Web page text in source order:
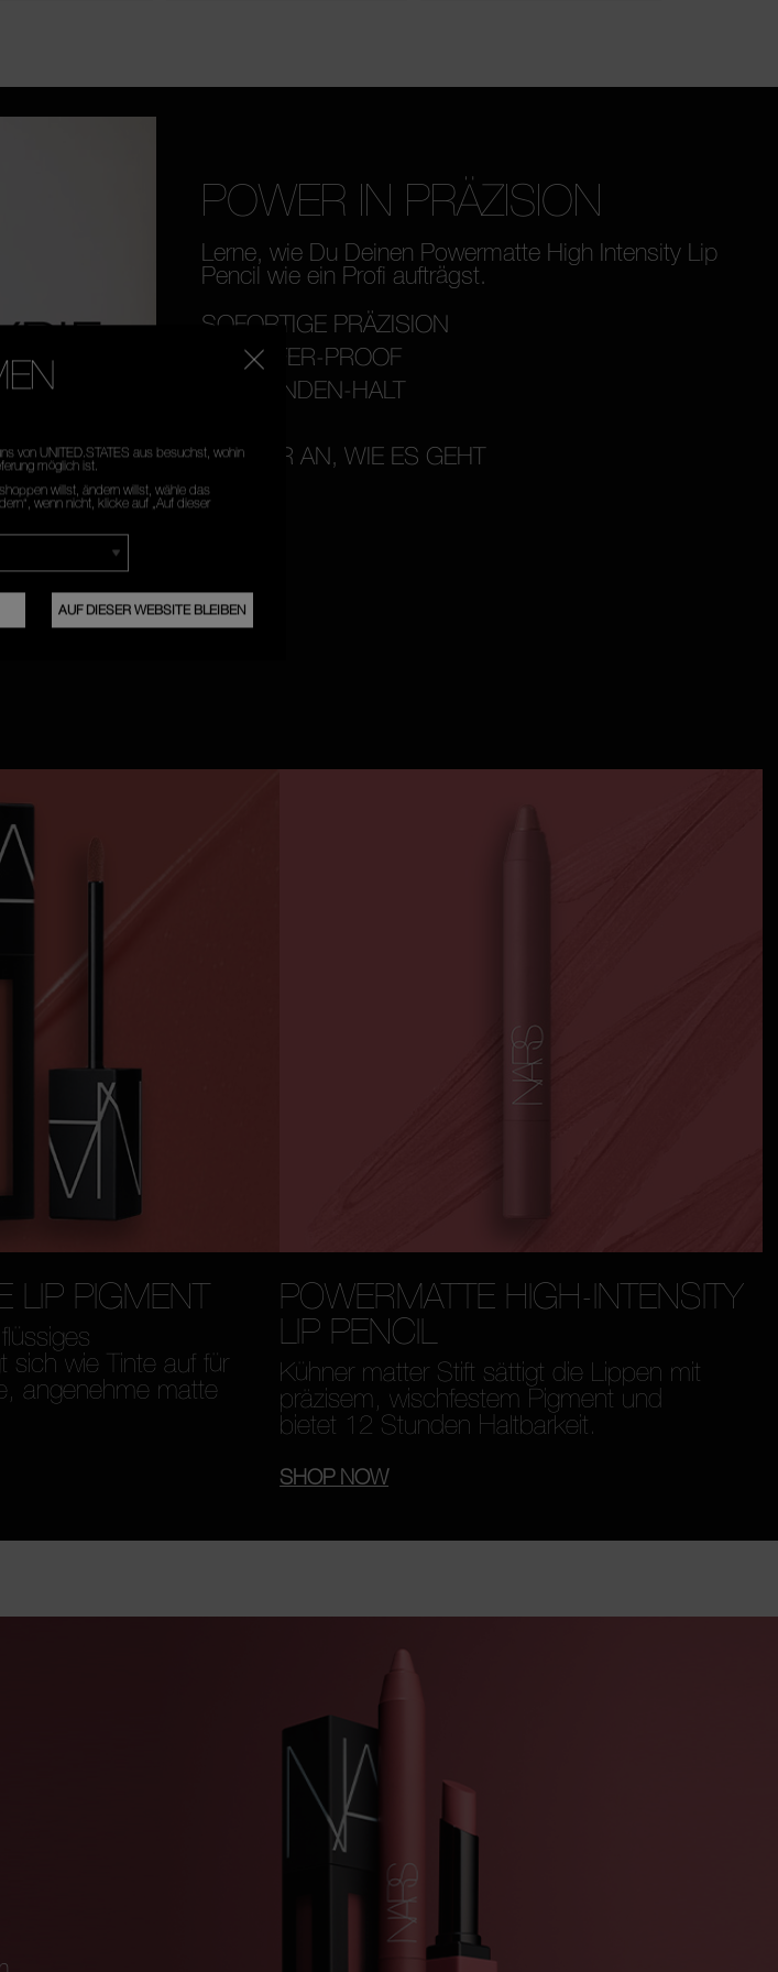
POWER IN PRÄZISION
Lerne, wie Du Deinen Powermatte High Intensity Lip
Pencil wie ein Profi aufträgst.
SOFORTIGE PRÄZISION
TRANSFER-PROOF
12-STUNDEN-HALT
SIEH DIR AN, WIE ES GEHT
LIP PIGMENT
sich wie Tinte auf für
angenehme matte
POWERMATTE HIGH-INTENSITY
LIP PENCIL
Kühner matter Stift sättigt die Lippen mit
präzisem, wischfestem Pigment und
bietet 12 Stunden Haltbarkeit.
SHOP NOW
von UNITED.STATES aus besuchst, wohin
möglich ist.
willst, ändern willst, wähle das
wenn nicht, klicke auf „Auf dieser
AUF DIESER WEBSITE BLEIBEN